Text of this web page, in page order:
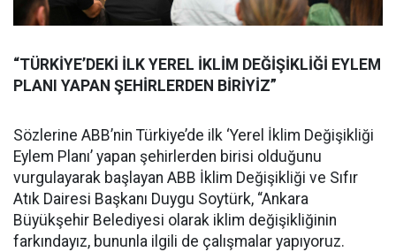
“TÜRKİYE’DEKİ İLK YEREL İKLİM DEĞİŞİKLİĞİ EYLEM
PLANI YAPAN ŞEHİRLERDEN BİRİYİZ”
Sözlerine ABB’nin Türkiye’de ilk ‘Yerel İklim Değişikliği
Eylem Planı’ yapan şehirlerden birisi olduğunu
vurgulayarak başlayan ABB İklim Değişikliği ve Sıfır
Atık Dairesi Başkanı Duygu Soytürk, “Ankara
Büyükşehir Belediyesi olarak iklim değişikliğinin
farkındayız, bununla ilgili de çalışmalar yapıyoruz.